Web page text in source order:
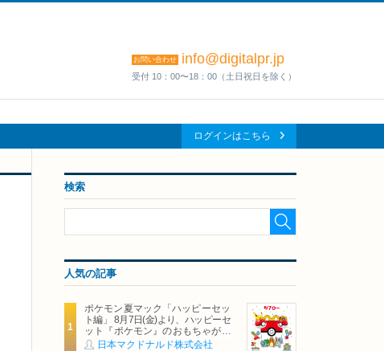
お問い合わせ info@digitalpr.jp
受付 10：00〜18：00（土日祝日を除く）
ログインはこちら
検索
人気の記事
ポケモン夏マック「ハッピーセッ
ト編」 8月7日(金)より、ハッピーセ
ット『ポケモン』のおもちゃが期
間限定登場
日本マクドナルド株式会社